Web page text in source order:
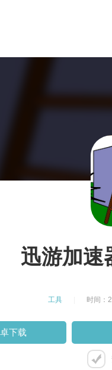
迅游加速
工具 时间：
下载